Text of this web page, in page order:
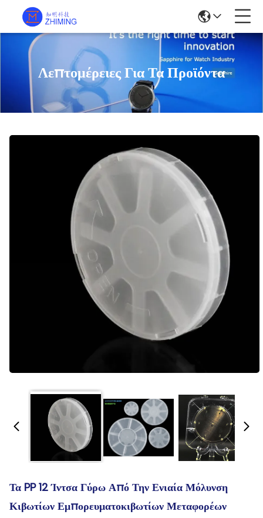
Λεπτομέρειες Για Τα Προϊόντα
Τα PP 12 Ίντσα Γύρω Από Την Ενιαία Μόλυνση
Κιβωτίων Εμπορευματοκιβωτίων Μεταφορέων